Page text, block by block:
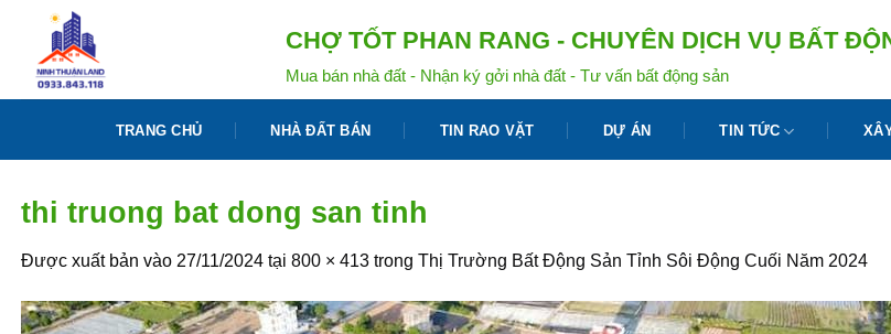
dung
CHỢ TỐT PHAN RANG - CHUYÊN DỊCH VỤ BẤT
Mua bán nhà đất - Nhận ký gởi nhà đất - Tư vấn bất động sản
TRANG CHỦ NHÀ ĐẤT BÁN TIN RAO VẶT DỰ ÁN TIN TỨC
thi truong bat dong san tinh
Được xuất bản vào 27/11/2024 tại 800 × 413 trong Thị Trường Bất Động Sản Tỉnh Sôi Động Cuối Năm 2024